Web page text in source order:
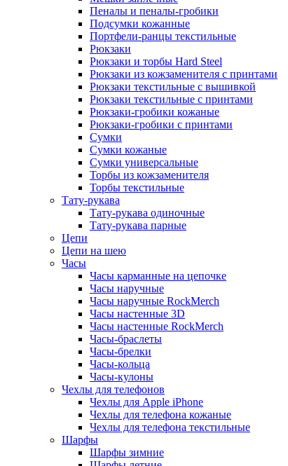
Пеналы и пеналы-гробики
Подсумки кожанные
Портфели-ранцы текстильные
Рюкзаки
Рюкзаки и торбы Hard Steel
Рюкзаки из кожзаменителя с принтами
Рюкзаки текстильные с вышивкой
Рюкзаки текстильные с принтами
Рюкзаки-гробики кожаные
Рюкзаки-гробики с принтами
Сумки
Сумки кожаные
Сумки универсальные
Торбы из кожзаменителя
Торбы текстильные
Тату-рукава
Тату-рукава одиночные
Тату-рукава парные
Цепи
Цепи на шею
Часы
Часы карманные на цепочке
Часы наручные
Часы наручные RockMerch
Часы настенные 3D
Часы настенные RockMerch
Часы-браслеты
Часы-брелки
Часы-кольца
Часы-кулоны
Чехлы для телефонов
Чехлы для Apple iPhone
Чехлы для телефона кожаные
Чехлы для телефона текстильные
Шарфы
Шарфы зимние